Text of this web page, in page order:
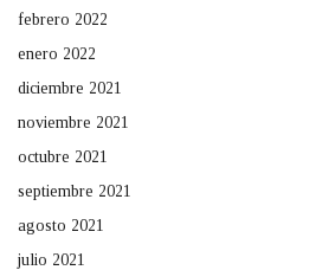
febrero 2022
enero 2022
diciembre 2021
noviembre 2021
octubre 2021
septiembre 2021
agosto 2021
julio 2021